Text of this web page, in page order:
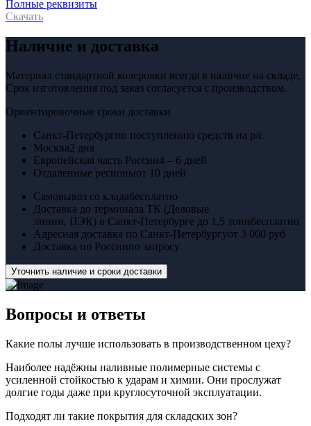
Полные реквизиты
Скачать
Наличие и доставка
Материал стандартной колеровки всегда в наличие на складе.
Срок изготовления под заказ согласуется с производством.
Ориентировочные сроки доставки
Санкт-Петербургпо поступлению средств на р/с
Москва2 дня
Европейская часть России4 – 6 дней
Отдаленные регионыот 10 дней
Самовывоз со кладабесплатно
Доставка до терминала ТК (Деловые
линии, ПЭК) в Санкт-Петербурге до 1,5 тоннбесплатно
Адресная доставка по Санкт-Петербургуот 3 000 руб
Доставка по Россиипо запросу
Уточнить наличие и сроки доставки
Вопросы и ответы
Какие полы лучше использовать в производственном цеху?
Наиболее надёжны наливные полимерные системы с
усиленной стойкостью к ударам и химии. Они прослужат
долгие годы даже при круглосуточной эксплуатации.
Подходят ли такие покрытия для складских зон?